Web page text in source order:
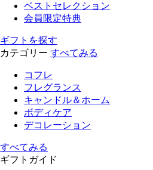
ベストセレクション
会員限定特典
ギフトを探す
カテゴリー すべてみる
コフレ
フレグランス
キャンドル＆ホーム
ボディケア
デコレーション
すべてみる
ギフトガイド